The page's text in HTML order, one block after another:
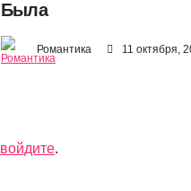
Была
Романтика 11 октября,
войдите.